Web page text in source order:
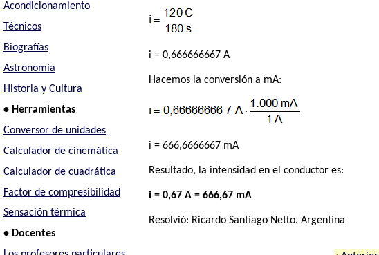
Acondicionamiento
Técnicos
Biografías
Astronomía
Historia y Cultura
• Herramientas
Conversor de unidades
Calculador de cinemática
Calculador de cuadrática
Factor de compresibilidad
Sensación térmica
• Docentes
i = 0,666666667 A
Hacemos la conversión a mA:
i = 666,6666667 mA
Resultado, la intensidad en el conductor es:
i = 0,67 A = 666,67 mA
Resolvió: Ricardo Santiago Netto. Argentina